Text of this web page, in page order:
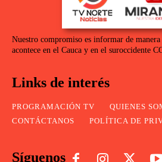
Nuestro compromiso es informar de
acontece en el Cauca y en el suroccidente
Links de interés
PROGRAMACIÓN TV
QUIENES
CONTÁCTANOS
POLÍTICA DE
Síguenos